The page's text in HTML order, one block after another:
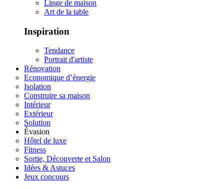
Linge de maison
Art de la table
Inspiration
Tendance
Portrait d'artiste
Rénovation
Economique d’énergie
Isolation
Construire sa maison
Intérieur
Extérieur
Solution
Évasion
Hôtel de luxe
Fitness
Sortie, Découverte et Salon
Idées & Astuces
Jeux concours